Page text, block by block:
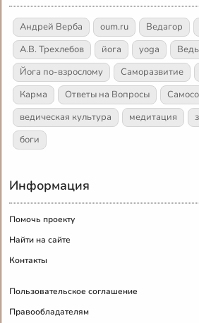
Андрей Верба oum.ru Ведагор
А.В. Трехлебов
йога yoga
Йога по-взрослому
Саморазвитие
Карма
Ответы на Вопросы
ведическая культура
медитация
боги
Информация
Помочь проекту
Найти на сайте
Контакты
Пользовательское соглашение
Правообладателям